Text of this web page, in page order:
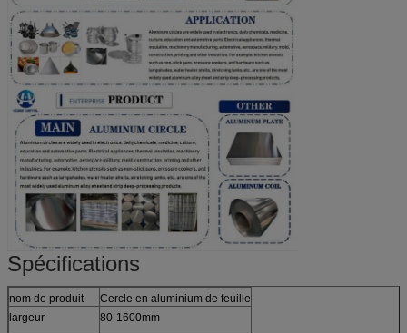
Spécifications
nom de produit
Cercle en aluminium de feuille
largeur
80-1600mm